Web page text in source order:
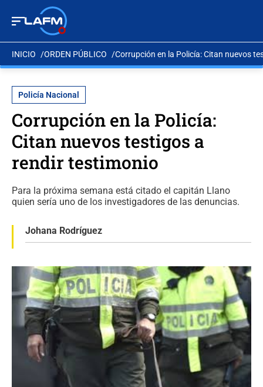
INICIO ORDEN PÚBLICO Corrupción en la Policía: Citan nuevos
Policía Nacional
Corrupción en la Policía:
Citan nuevos testigos a
rendir testimonio
Para la próxima semana está citado el capitán Llano
quien sería uno de los investigadores de las denuncias.
Johana Rodríguez